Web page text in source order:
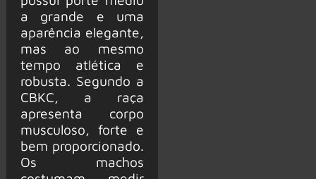
a grande e uma
aparência elegante,
mas ao mesmo
tempo atlética e
robusta. Segundo a
CBKC, a raça
apresenta corpo
musculoso, forte e
bem proporcionado.
Os machos